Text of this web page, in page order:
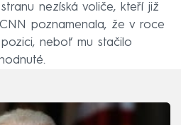
nezíská voliče, kteří již
poznamenala, že v roce
neboť mu stačilo